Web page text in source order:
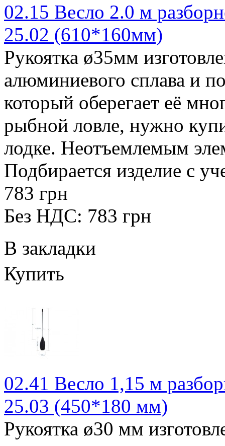
02.15 Весло 2.0 м
25.02 (610*160мм)
Рукоятка ø35мм
алюминиевого сплава и
который оберегает её
рыбной ловле, нужно
лодке. Неотъемлемым
Подбирается изделие с
783 грн
Без НДС: 783 грн
В закладки
Купить
02.41 Весло 1,15 м
25.03 (450*180 мм)
Рукоятка ø30 мм